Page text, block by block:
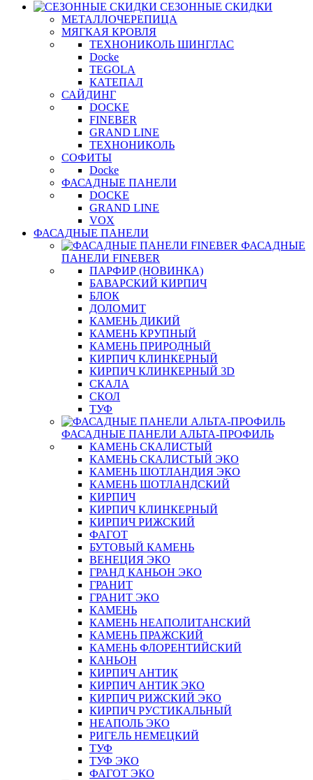
СЕЗОННЫЕ СКИДКИ
МЕТАЛЛОЧЕРЕПИЦА
МЯГКАЯ КРОВЛЯ
ТЕХНОНИКОЛЬ ШИНГЛАС
Docke
TEGOLA
КАТЕПАЛ
САЙДИНГ
DOCKE
FINEBER
GRAND LINE
ТЕХНОНИКОЛЬ
СОФИТЫ
Docke
ФАСАДНЫЕ ПАНЕЛИ
DOCKE
GRAND LINE
VOX
ФАСАДНЫЕ ПАНЕЛИ
ФАСАДНЫЕ
ПАНЕЛИ FINEBER
ПАРФИР (НОВИНКА)
БАВАРСКИЙ КИРПИЧ
БЛОК
ДОЛОМИТ
КАМЕНЬ ДИКИЙ
КАМЕНЬ КРУПНЫЙ
КАМЕНЬ ПРИРОДНЫЙ
КИРПИЧ КЛИНКЕРНЫЙ
КИРПИЧ КЛИНКЕРНЫЙ 3D
СКАЛА
СКОЛ
ТУФ
ФАСАДНЫЕ ПАНЕЛИ АЛЬТА-ПРОФИЛЬ
КАМЕНЬ СКАЛИСТЫЙ
КАМЕНЬ СКАЛИСТЫЙ ЭКО
КАМЕНЬ ШОТЛАНДИЯ ЭКО
КАМЕНЬ ШОТЛАНДСКИЙ
КИРПИЧ
КИРПИЧ КЛИНКЕРНЫЙ
КИРПИЧ РИЖСКИЙ
ФАГОТ
БУТОВЫЙ КАМЕНЬ
ВЕНЕЦИЯ ЭКО
ГРАНД КАНЬОН ЭКО
ГРАНИТ
ГРАНИТ ЭКО
КАМЕНЬ
КАМЕНЬ НЕАПОЛИТАНСКИЙ
КАМЕНЬ ПРАЖСКИЙ
КАМЕНЬ ФЛОРЕНТИЙСКИЙ
КАНЬОН
КИРПИЧ АНТИК
КИРПИЧ АНТИК ЭКО
КИРПИЧ РИЖСКИЙ ЭКО
КИРПИЧ РУСТИКАЛЬНЫЙ
НЕАПОЛЬ ЭКО
РИГЕЛЬ НЕМЕЦКИЙ
ТУФ
ТУФ ЭКО
ФАГОТ ЭКО